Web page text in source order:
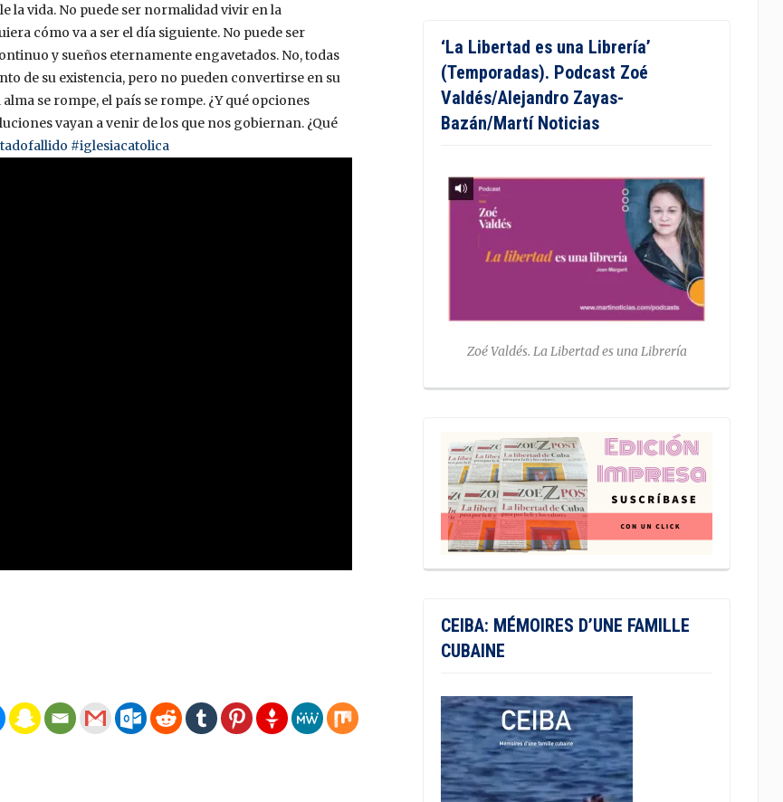
la vida. No puede ser normalidad vivir en la
cómo va a ser el día siguiente. No puede ser
y sueños eternamente engavetados. No, todas
de su existencia, pero no pueden convertirse en su
se rompe, el país se rompe. ¿Y qué opciones
vayan a venir de los que nos gobiernan. ¿Qué
#iglesiacatolica
‘La Libertad es una Librería’
(Temporadas). Podcast Zoé
Valdés/Alejandro Zayas-
Bazán/Martí Noticias
Zoé Valdés. La Libertad es una Librería
CEIBA: MÉMOIRES D’UNE FAMILLE
CUBAINE